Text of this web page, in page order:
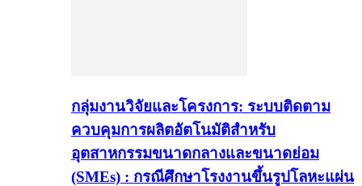
กลุ่มงานวิจัยและโครงการ: ระบบติดตาม
ควบคุมการผลิตอัตโนมัติสำหรับ
อุตสาหกรรมขนาดกลางและขนาดย่อม
(SMEs) : กรณีศึกษาโรงงานขึ้นรูปโลหะแผ่น